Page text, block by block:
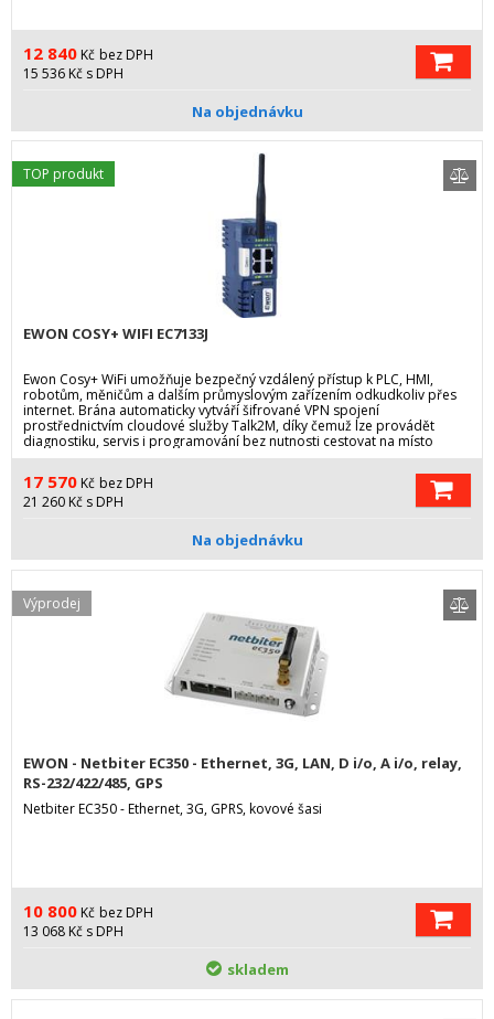
12 840 Kč bez DPH
15 536 Kč s DPH
Na objednávku
EWON COSY+ WIFI EC7133J
Ewon Cosy+ WiFi umožňuje bezpečný vzdálený přístup k PLC, HMI,
robotům, měničům a dalším průmyslovým zařízením odkudkoliv přes
internet. Brána automaticky vytváří šifrované VPN spojení
prostřednictvím cloudové služby Talk2M, díky čemuž lze provádět
diagnostiku, servis i programování bez nutnosti cestovat na místo
instalace.
17 570 Kč bez DPH
21 260 Kč s DPH
TOP produkt
Na objednávku
EWON - Netbiter EC350 - Ethernet, 3G, LAN, D i/o, A i/o, relay,
RS-232/422/485, GPS
Netbiter EC350 - Ethernet, 3G, GPRS, kovové šasi
10 800 Kč bez DPH
13 068 Kč s DPH
Výprodej
skladem